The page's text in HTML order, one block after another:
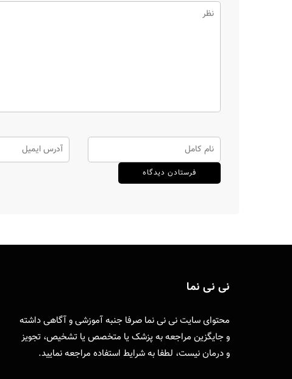
نی نی نما
محتوای سایت نی نی نما صرفا جنبه آموزشی و آگاهی داشته
و جایگزین مراجعه به پزشک یا متخصص یا تشخیص، تجویز
و درمان نیست، لطفا بهشرایط استفاده مراجعه نمایید.